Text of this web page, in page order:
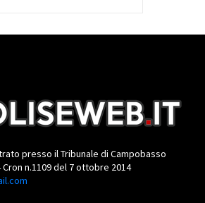
presso il Tribunale di Campobasso
n.1109 del 7 ottobre 2014